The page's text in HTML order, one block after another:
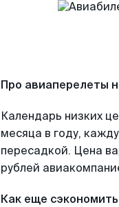
Про авиаперелеты
Календарь низких
месяца в году,
пересадкой. Цена
рублей
Как еще